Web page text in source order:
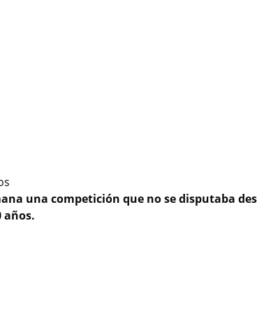
una competición que no se disputaba
años.